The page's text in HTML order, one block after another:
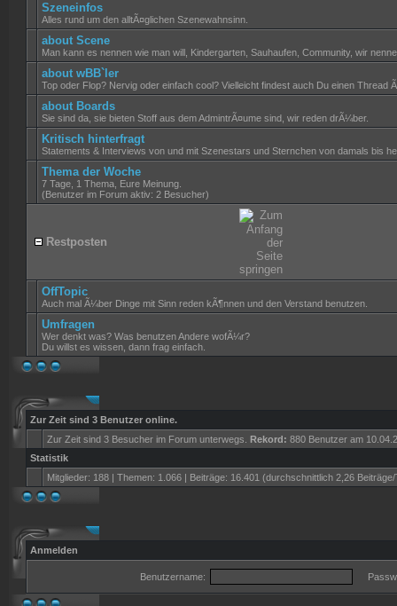
Szeneinfos
Alles rund um den alltÃ¤glichen Szenewahnsinn.
about Scene
Man kann es nennen wie man will, Kindergarten, Sauhaufen, Community, wir
about wBB`ler
Top oder Flop? Nervig oder einfach cool? Vielleicht findest auch Du einen Thread
about Boards
Sie sind da, sie bieten Stoff aus dem AdmintrÃ¤ume sind, wir reden drÃ¼ber.
Kritisch hinterfragt
Statements & Interviews von und mit Szenestars und Sternchen von damals bis
Thema der Woche
7 Tage, 1 Thema, Eure Meinung.
(Benutzer im Forum aktiv: 2 Besucher)
Restposten
OffTopic
Auch mal Ã¼ber Dinge mit Sinn reden kÃ¶nnen und den Verstand benutzen.
Umfragen
Wer denkt was? Was benutzen Andere wofÃ¼r?
Du willst es wissen, dann frag einfach.
Zur Zeit sind 3 Benutzer online.
Zur Zeit sind 3 Besucher im Forum unterwegs. Rekord: 880 Benutzer am
Statistik
Mitglieder: 188 | Themen: 1.066 | Beiträge: 16.401 (durchschnittlich 2,26 Beiträge/
Anmelden
Benutzername: